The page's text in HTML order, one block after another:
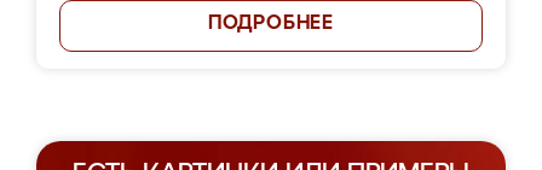
ПОДРОБНЕЕ